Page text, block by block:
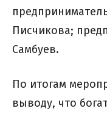
Писчикова;
Самбуев.
По итогам
выводу, что